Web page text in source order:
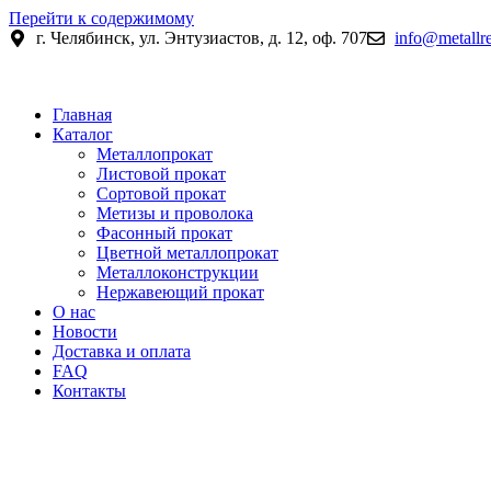
Перейти к содержимому
г. Челябинск, ул. Энтузиастов, д. 12, оф. 707
Главная
Каталог
Металлопрокат
Листовой прокат
Сортовой прокат
Метизы и проволока
Фасонный прокат
Цветной металлопрокат
Металлоконструкции
Нержавеющий прокат
О нас
Новости
Доставка и оплата
FAQ
Контакты